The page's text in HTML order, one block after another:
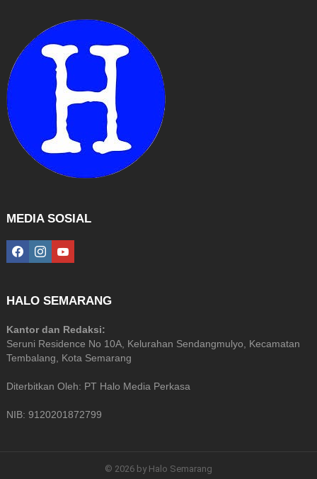
MEDIA SOSIAL
facebookinstagramyoutube
HALO SEMARANG
Kantor dan Redaksi:
Seruni Residence No 10A, Kelurahan Sendangmulyo, Kecamatan
Tembalang, Kota Semarang
Diterbitkan Oleh: PT Halo Media Perkasa
NIB: 9120201872799
© 2026 by Halo Semarang